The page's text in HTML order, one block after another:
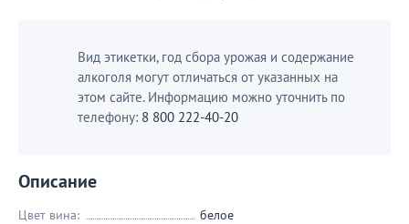
Вид этикетки, год сбора урожая и содержание
алкоголя могут отличаться от указанных на
этом сайте. Информацию можно уточнить по
телефону: 8 800 222-40-20
Описание
Цвет вина:
белое